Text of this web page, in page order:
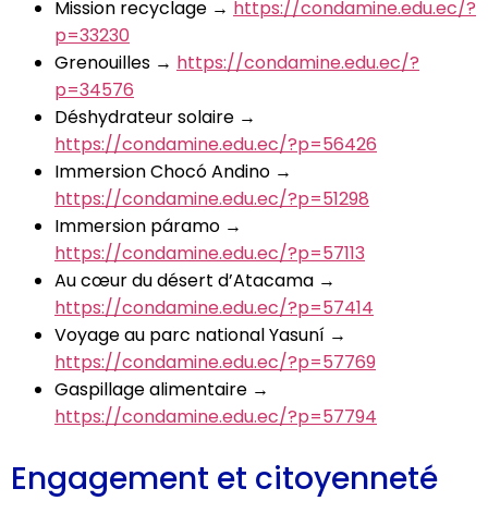
Mission recyclage → https://condamine.edu.ec/?
p=33230
Grenouilles → https://condamine.edu.ec/?
p=34576
Déshydrateur solaire →
https://condamine.edu.ec/?p=56426
Immersion Chocó Andino →
https://condamine.edu.ec/?p=51298
Immersion páramo →
https://condamine.edu.ec/?p=57113
Au cœur du désert d’Atacama →
https://condamine.edu.ec/?p=57414
Voyage au parc national Yasuní →
https://condamine.edu.ec/?p=57769
Gaspillage alimentaire →
https://condamine.edu.ec/?p=57794
Engagement et citoyenneté